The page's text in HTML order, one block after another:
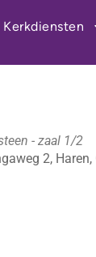
Kerkdiensten
- zaal 1/2
2,